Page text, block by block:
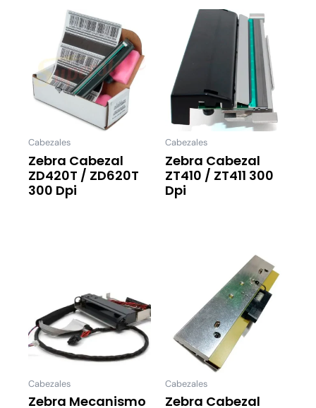
Cabezales
Zebra Cabezal
ZD420T / ZD620T
300 Dpi
Cabezales
Zebra Cabezal
ZT410 / ZT411 300
Dpi
Cabezales
Zebra Mecanismo
Cabezales
Zebra Cabezal